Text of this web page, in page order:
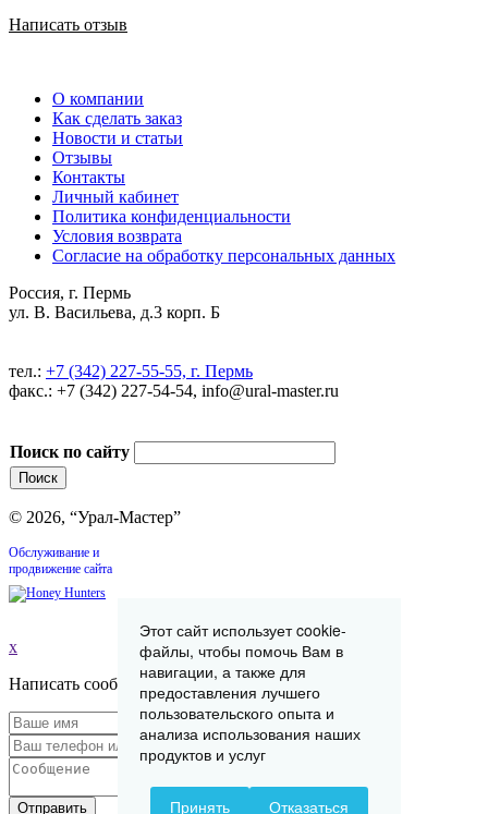
Написать отзыв
О компании
Как сделать заказ
Новости и статьи
Отзывы
Контакты
Личный кабинет
Политика конфиденциальности
Условия возврата
Согласие на обработку персональных данных
Россия, г. Пермь
ул. В. Васильева, д.3 корп. Б
тел.: +7 (342) 227-55-55, г. Пермь
факс.: +7 (342) 227-54-54, info@ural-master.ru
Поиск по сайту
© 2026, “Урал-Мастер”
Обслуживание и
продвижение сайта
x
Написать сообщение
Отправить
Этот сайт использует cookie-
файлы, чтобы помочь Вам в
навигации, а также для
предоставления лучшего
пользовательского опыта и
анализа использования наших
продуктов и услуг
Принять Отказаться